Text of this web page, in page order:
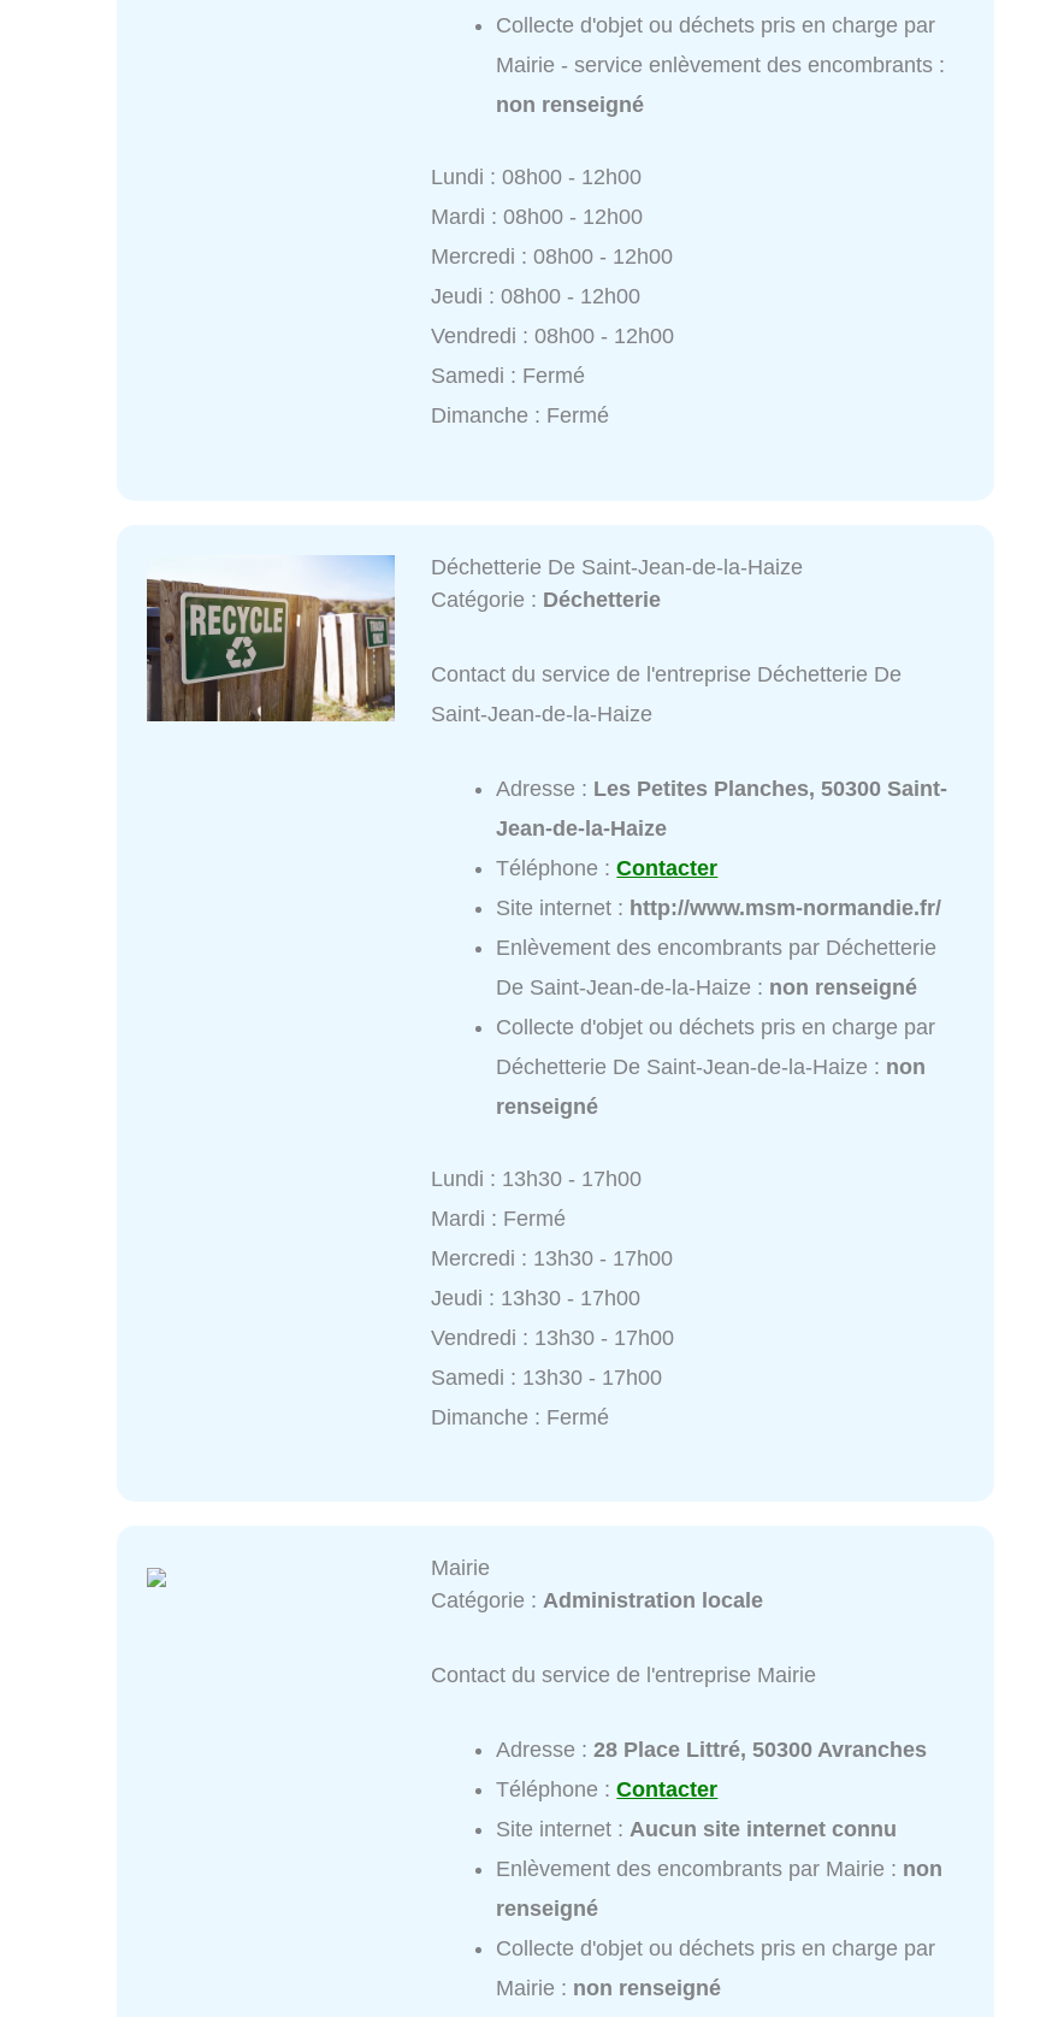
Collecte d'objet ou déchets pris en charge par
Mairie - service enlèvement des encombrants :
non renseigné
Lundi : 08h00 - 12h00
Mardi : 08h00 - 12h00
Mercredi : 08h00 - 12h00
Jeudi : 08h00 - 12h00
Vendredi : 08h00 - 12h00
Samedi : Fermé
Dimanche : Fermé
Déchetterie De Saint-Jean-de-la-Haize
Catégorie : Déchetterie
Contact du service de l'entreprise Déchetterie De
Saint-Jean-de-la-Haize
Adresse : Les Petites Planches, 50300 Saint-
Jean-de-la-Haize
Téléphone :Contacter
Site internet : http://www.msm-normandie.fr/
Enlèvement des encombrants par Déchetterie
De Saint-Jean-de-la-Haize : non renseigné
Collecte d'objet ou déchets pris en charge par
Déchetterie De Saint-Jean-de-la-Haize : non
renseigné
Lundi : 13h30 - 17h00
Mardi : Fermé
Mercredi : 13h30 - 17h00
Jeudi : 13h30 - 17h00
Vendredi : 13h30 - 17h00
Samedi : 13h30 - 17h00
Dimanche : Fermé
Mairie
Catégorie :Administration locale
Contact du service de l'entreprise Mairie
Adresse :28 Place Littré, 50300 Avranches
Téléphone :Contacter
Site internet : Aucun site internet connu
Enlèvement des encombrants par Mairie : non
renseigné
Collecte d'objet ou déchets pris en charge par
Mairie : non renseigné